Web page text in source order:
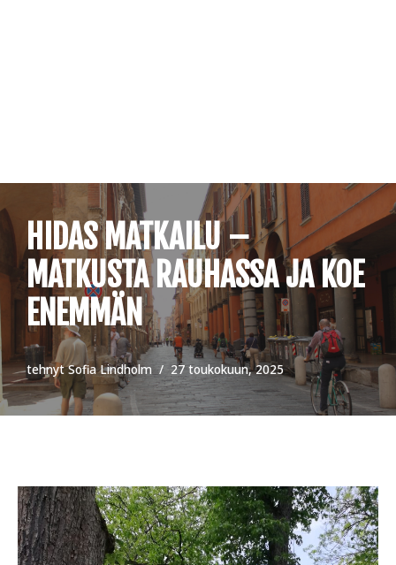
HIDAS MATKAILU –
MATKUSTA RAUHASSA JA KOE
ENEMMÄN
tehnytSofia Lindholm 27 toukokuun, 2025